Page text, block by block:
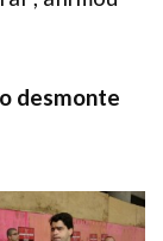
desmonte